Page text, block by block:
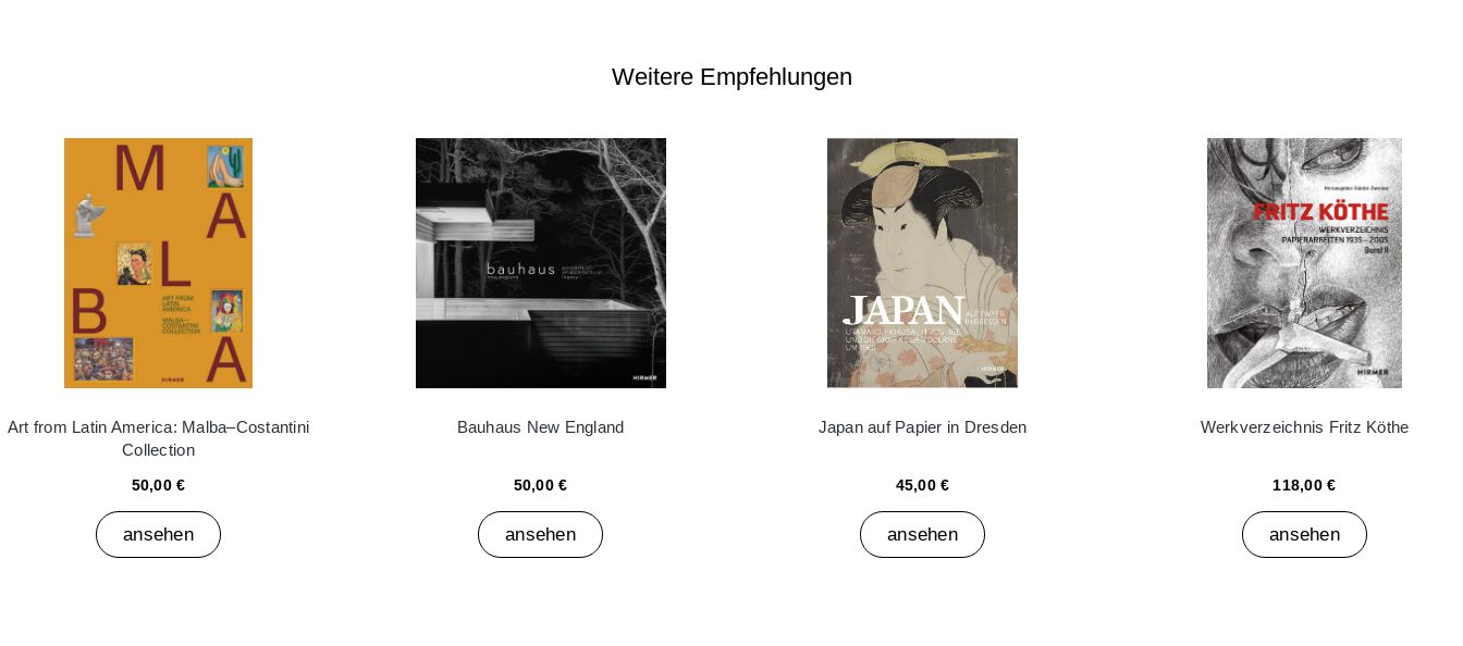
Weitere Empfehlungen
Art from Latin America: Malba–Costantini
Collection
50,00 €
ansehen
Bauhaus New England
50,00 €
ansehen
Japan auf Papier in Dresden
45,00 €
ansehen
Werkverzeichnis Fritz Köthe
118,00 €
ansehen